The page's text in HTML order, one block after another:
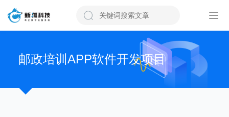
邮政培训APP软件开发项目